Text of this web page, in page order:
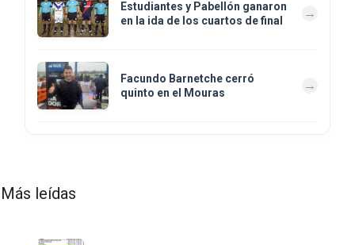
Estudiantes y Pabellón ganaron
en la ida de los cuartos de final
Facundo Barnetche cerró
quinto en el Mouras
Más leídas